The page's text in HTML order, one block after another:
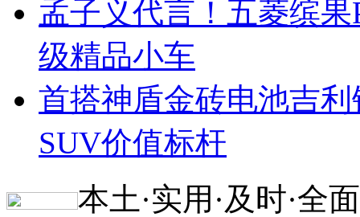
孟子义代言！五菱缤
级精品小车
首搭神盾金砖电池吉
SUV价值标杆
本土·实用·及时·全